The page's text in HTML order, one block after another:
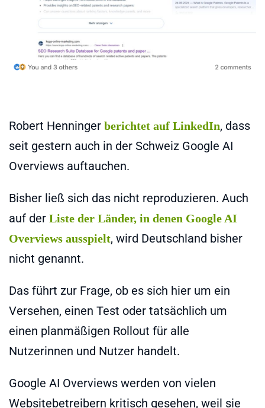
Robert Henninger berichtet auf LinkedIn, dass
seit gestern auch in der Schweiz Google AI
Overviews auftauchen.
Bisher ließ sich das nicht reproduzieren. Auch
auf der Liste der Länder, in denen Google AI
Overviews ausspielt, wird Deutschland bisher
nicht genannt.
Das führt zur Frage, ob es sich hier um ein
Versehen, einen Test oder tatsächlich um
einen planmäßigen Rollout für alle
Nutzerinnen und Nutzer handelt.
Google AI Overviews werden von vielen
Websitebetreibern kritisch gesehen, weil sie